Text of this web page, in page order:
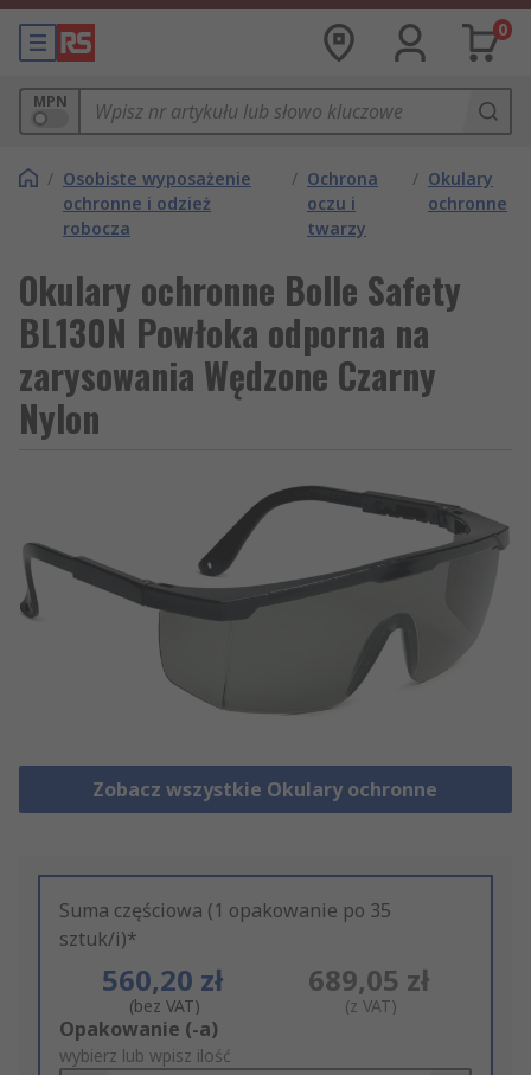
0
MPN
/ Osobiste wyposażenie
ochronne i odzież
robocza
/ Ochrona
oczu i
twarzy
/ Okulary
ochronne
Okulary ochronne Bolle Safety
BL130N Powłoka odporna na
zarysowania Wędzone Czarny
Nylon
Zobacz wszystkie Okulary ochronne
Suma częściowa (1 opakowanie po 35
sztuk/i)*
560,20 zł
(bez VAT)
689,05 zł
(z VAT)
Add
to
Opakowanie (-a)
wybierz lub wpisz ilość